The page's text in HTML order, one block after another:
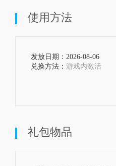
使用方法
发放日期：2026-08-06
兑换方法： 游戏内激活
礼包物品